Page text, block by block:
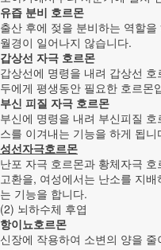
유즙 분비 호르몬
출산 후에 젖을 분비하는 역할
월경이 일어나지 않습니다.
갑상선 자극 호르몬
갑상선에 명령을 내려 갑상선
두에게 평생동안 필요한 호르몬
부신 피질 자극 호르몬
부신에 명령을 내려 부신피질
스를 이겨내는 기능을 하게 됩니
성선자극호르몬
난포 자극 호르몬과 황체자극
고환을, 여성에서는 난소를 지
는 기능을 합니다.
(2) 뇌하수체 후엽
항이뇨호르몬
신장에 작용하여 소변의 양을